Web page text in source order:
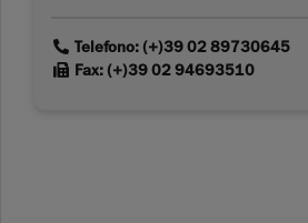
linkTelefono: (+)39 02 89730645
linkFax: (+)39 02 94693510